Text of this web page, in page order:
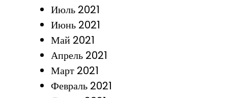
Июль 2021
Июнь 2021
Май 2021
Апрель 2021
Март 2021
Февраль 2021